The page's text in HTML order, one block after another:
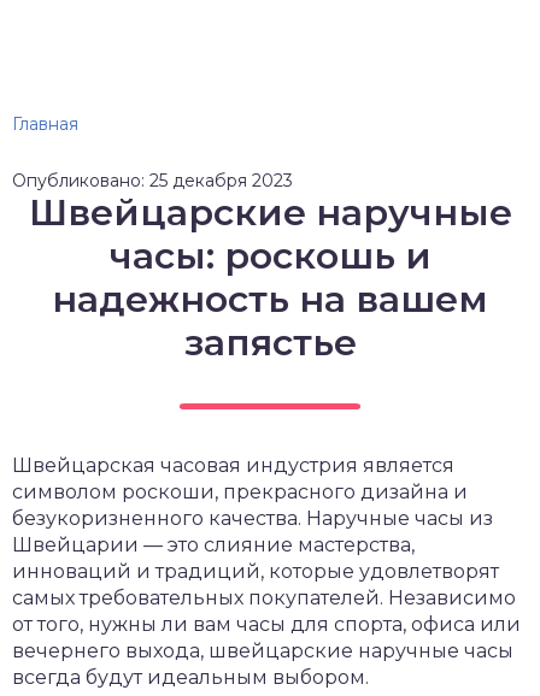
Главная
Опубликовано: 25 декабря 2023
Швейцарские наручные
часы: роскошь и
надежность на вашем
запястье
Швейцарская часовая индустрия является
символом роскоши, прекрасного дизайна и
безукоризненного качества. Наручные часы из
Швейцарии — это слияние мастерства,
инноваций и традиций, которые удовлетворят
самых требовательных покупателей. Независимо
от того, нужны ли вам часы для спорта, офиса или
вечернего выхода, швейцарские наручные часы
всегда будут идеальным выбором.